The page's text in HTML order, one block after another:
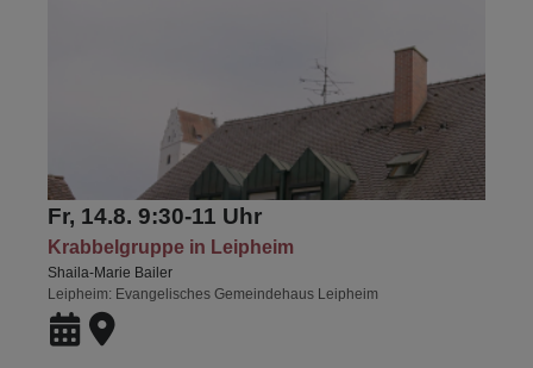
Fr, 14.8. 9:30-11 Uhr
Krabbelgruppe in Leipheim
Shaila-Marie Bailer
Leipheim
Evangelisches Gemeindehaus Leipheim